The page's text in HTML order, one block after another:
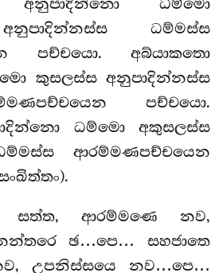
අනුපාදින්නො ධම්මො
ධම්මස්ස
පච්චයො. අබ්යාකතො
කුසලස්ස අනුපාදින්නස්ස
පච්චයො.
ධම්මො අකුසලස්ස
ආරම්මණපච්චයෙන
සත්ත, ආරම්මණෙ නව,
ඡ…පෙ… සහජාතෙ
උපනිස්සයෙ නව…පෙ…